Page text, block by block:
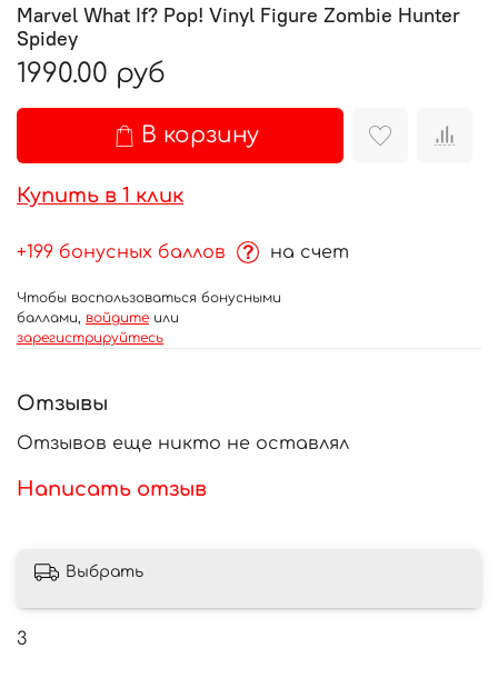
Marvel What If? Pop! Vinyl Figure Zombie Hunter
Spidey
1990.00 руб
В корзину
Купить в 1 клик
+199 бонусных баллов на счет
Чтобы воспользоваться бонусными
баллами, войдите или
зарегистрируйтесь
Отзывы
Отзывов еще никто не оставлял
Написать отзыв
Выбрать
3